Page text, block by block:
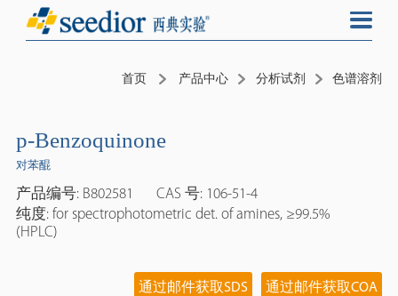
首页 产品中心 分析试剂 色谱溶剂
p-Benzoquinone
对苯醌
产品编号: B802581
CAS 号: 106-51-4
纯度: for spectrophotometric det. of amines, ≥99.5%
(HPLC)
通过邮件获取COA
通过邮件获取SDS